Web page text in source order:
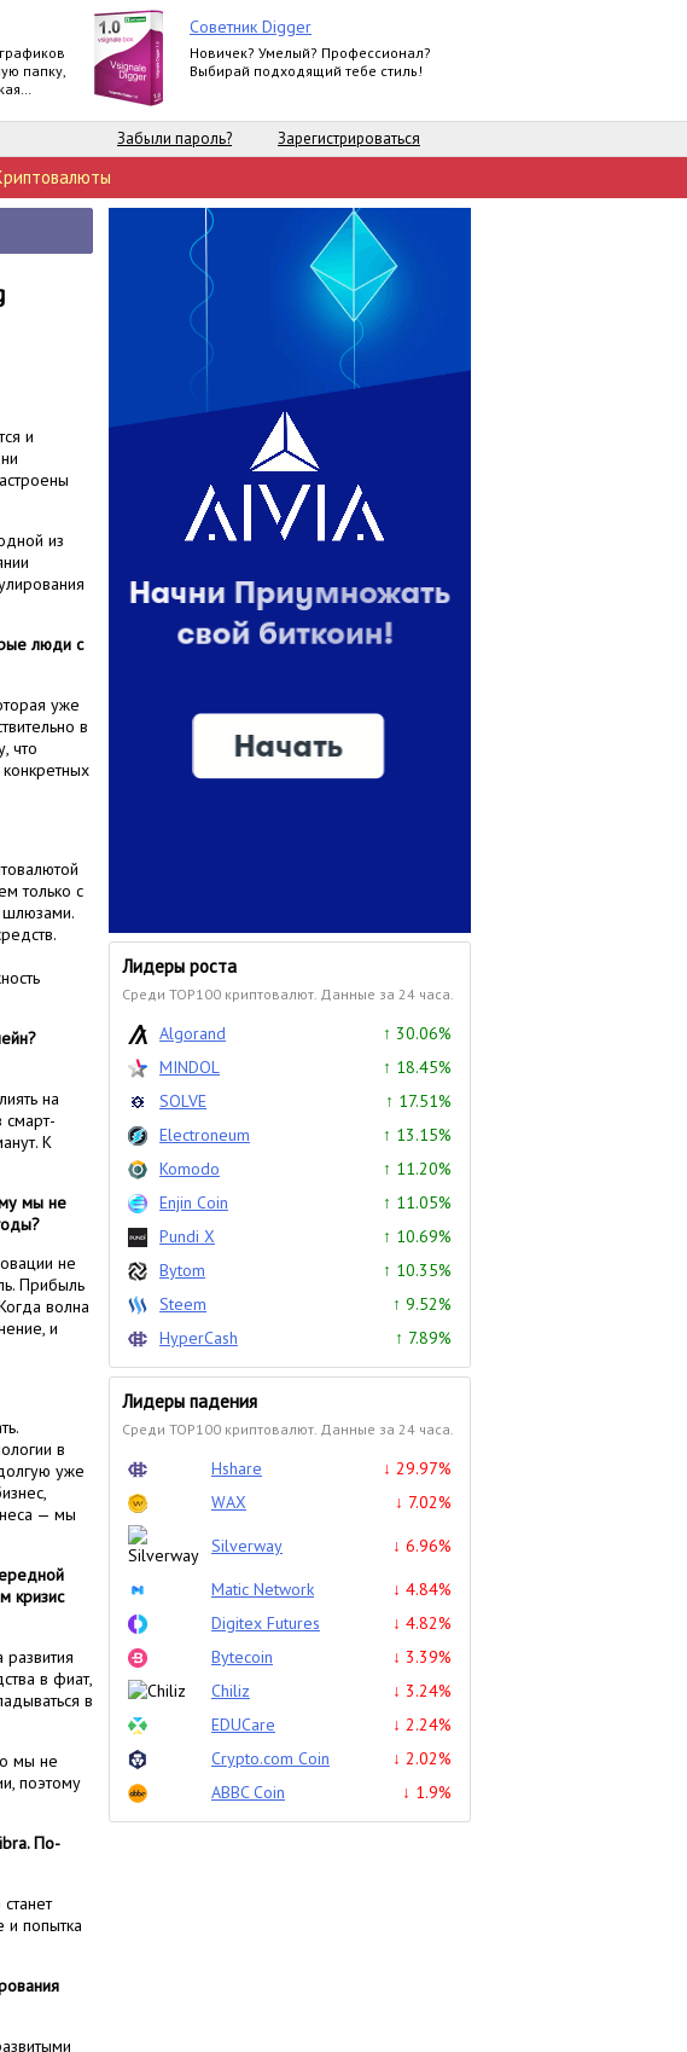
папку,
Советник Digger
Новичек? Умелый? Профессионал?
Выбирай подходящий тебе стиль!
Забыли пароль? Зарегистрироваться
и
из
люди с
уже
в
что
только с
шлюзами.
на
смарт-
К
мы не
не
Прибыль
волна
и
в
уже
— мы
кризис
в фиат,
в
мы не
поэтому
По-
и попытка
Лидеры роста
Среди TOP100 криптовалют. Данные за 24 часа.
Algorand
↑ 30.06%
MINDOL
↑ 18.45%
SOLVE
↑ 17.51%
Electroneum
↑ 13.15%
Komodo
↑ 11.20%
Enjin Coin
↑ 11.05%
Pundi X
↑ 10.69%
Bytom
↑ 10.35%
Steem
↑ 9.52%
HyperCash
↑ 7.89%
Лидеры падения
Среди TOP100 криптовалют. Данные за 24 часа.
Hshare
↓ 29.97%
WAX
↓ 7.02%
Silverway
↓ 6.96%
Matic Network
↓ 4.84%
Digitex Futures
↓ 4.82%
Bytecoin
↓ 3.39%
Chiliz
↓ 3.24%
EDUCare
↓ 2.24%
Crypto.com Coin
↓ 2.02%
ABBC Coin
↓ 1.9%